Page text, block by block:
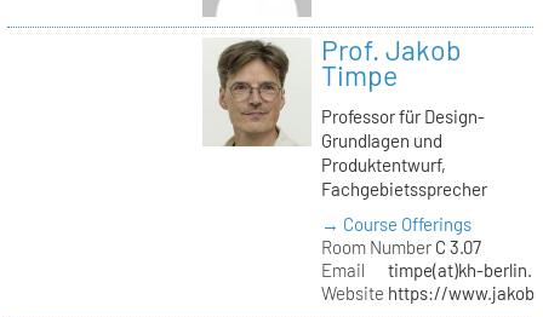
Prof. Jakob
Timpe
Professor für Design-
Grundlagen und
Produktentwurf,
Fachgebietssprecher
→ Course Offerings
Room NumberC 3.07
Email
timpe(at)kh-
Website https://